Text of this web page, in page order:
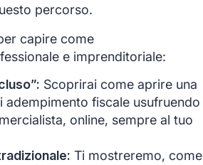
percorso.
capire come
e imprenditoriale:
Scoprirai come aprire una
adempimento fiscale usufruendo
online, sempre al tuo
Ti mostreremo, come